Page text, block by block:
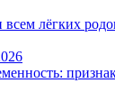
всем лёгких